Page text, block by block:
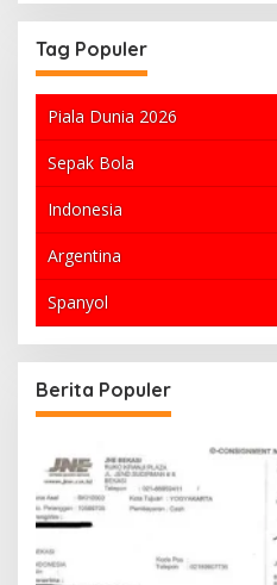
Tag Populer
Piala Dunia 2026
Sepak Bola
Indonesia
Argentina
Spanyol
Berita Populer